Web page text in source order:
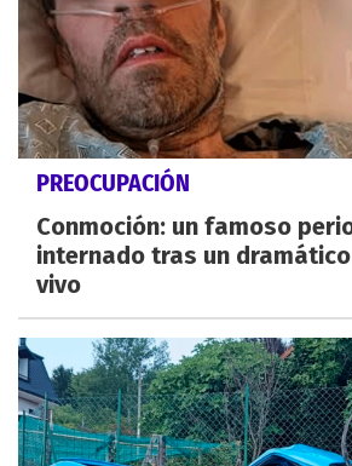
PREOCUPACIÓN
Conmoción: un famoso
internado tras un
vivo